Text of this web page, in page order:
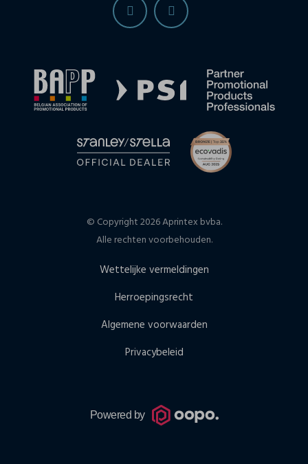
© Copyright 2026 Aprintex bvba.
Alle rechten voorbehouden.
Wettelijke vermeldingen
Herroepingsrecht
Algemene voorwaarden
Privacybeleid
Powered by